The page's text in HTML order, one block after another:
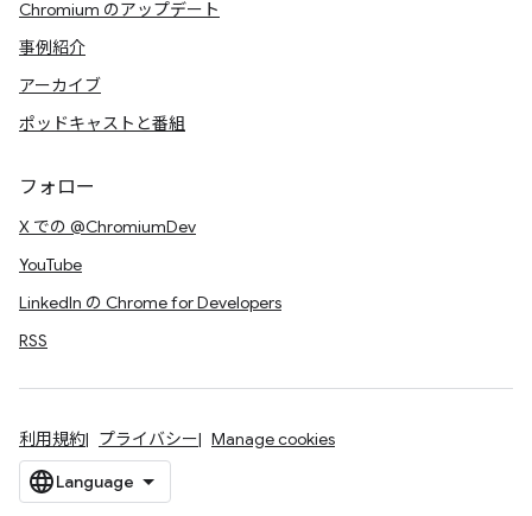
Chromium のアップデート
事例紹介
アーカイブ
ポッドキャストと番組
フォロー
X での @ChromiumDev
YouTube
LinkedIn の Chrome for Developers
RSS
利用規約 プライバシー Manage cookies